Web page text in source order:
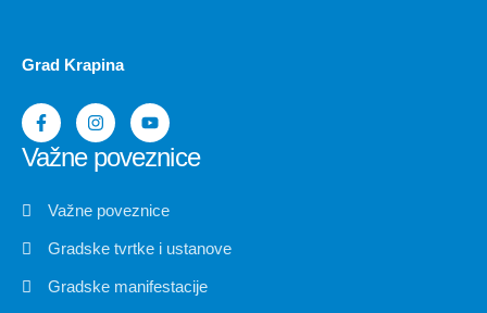
Grad Krapina
Važne poveznice
Važne poveznice
Gradske tvrtke i ustanove
Gradske manifestacije